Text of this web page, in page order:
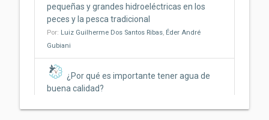
pequeñas y grandes hidroeléctricas en los
peces y la pesca tradicional
Por: Luiz Guilherme Dos Santos Ribas, Éder André
Gubiani
¿Por qué es importante tener agua de
buena calidad?